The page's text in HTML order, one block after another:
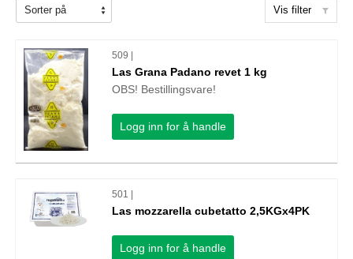
Vis filter
509 |
Las Grana Padano revet 1 kg
OBS! Bestillingsvare!
Logg inn for å handle
501 |
Las mozzarella cubetatto 2,5KGx4PK
Logg inn for å handle